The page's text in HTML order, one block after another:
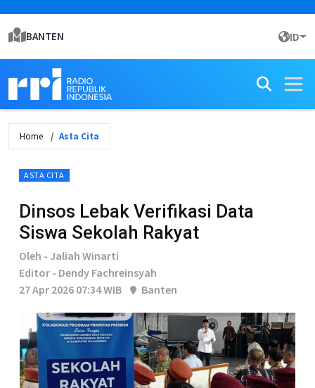
BANTEN ID
Home Asta Cita
ASTA CITA
Dinsos Lebak Verifikasi Data
Siswa Sekolah Rakyat
Oleh - Jaliah Winarti
Editor - Dendy Fachreinsyah
27 Apr 2026 07:34 WIB
Banten